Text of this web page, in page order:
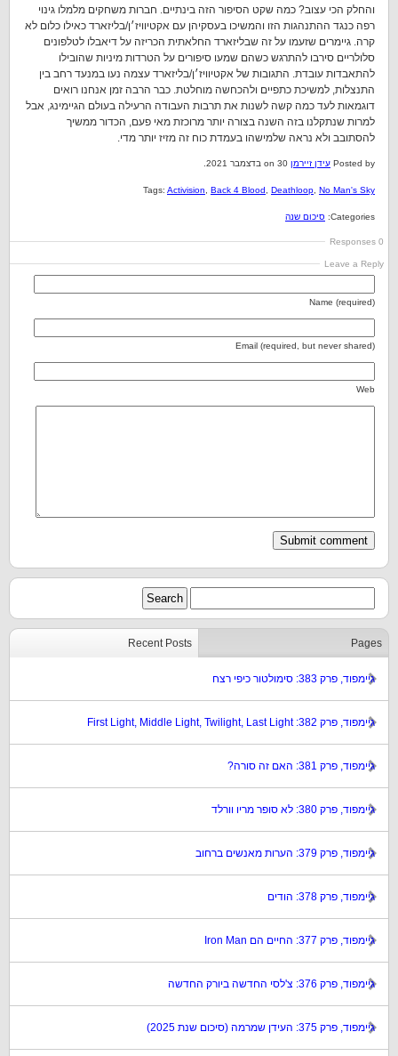
והחלק הכי עצוב? כמה שקט הסיפור הזה בינתיים. חברות משחקים מלמלו גינוי
רפה כנגד ההתנהגות הזו והמשיכו בעסקיהן עם אקטיוויז׳ן/בליזארד כאילו כלום לא
קרה. גיימרים שזעמו על זה שבליזארד החלאתית הכריזה על דיאבלו לטלפונים
סלולריים סירבו להתרגש כשהם שמעו סיפורים על הטרדות מיניות שהובילו
להתאבדות עובדת. התגובות של אקטיוויז׳ן/בליזארד עצמה נעו במנעד רחב בין
התנצלות, למשיכת כתפיים ולהכחשה מוחלטת. כבר הרבה זמן אנחנו רואים
דוגמאות לעד כמה קשה לשנות את תרבות העבודה הרעילה בעולם הגיימינג, אבל
למרות שנתקלנו בזה השנה בצורה יותר מרוכזת מאי פעם, הכדור ממשיך
להסתובב ולא נראה שלמישהו בעמדת כוח זה מזיז יותר מדי.
Posted by עידן זיירמן
Tags: Activision, Back 4 Blood, Deathloop, No Man's Sky
Categories: סיכום שנה
0 Responses
Leave a Reply
Name (required)
Email (required, but never shared)
Web
Recent Posts Pages
גיימפוד, פרק 383: סימולטור כיפי רצח
גיימפוד, פרק 382: First Light, Middle Light, Twilight, Last Light
גיימפוד, פרק 381: האם זה סורה?
גיימפוד, פרק 380: לא סופר מריו וורלד
גיימפוד, פרק 379: הערות מאנשים ברחוב
גיימפוד, פרק 378: הודים
גיימפוד, פרק 377: החיים הם Iron Man
גיימפוד, פרק 376: צ'לסי החדשה ביורק החדשה
גיימפוד, פרק 375: העידן שמרמה (סיכום שנת 2025)